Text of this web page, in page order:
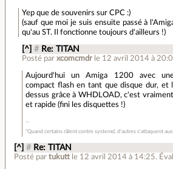
Yep que de souvenirs sur CPC :)
(sauf que moi je suis ensuite passé à
qu'au ST. Il fonctionne toujours d'ailleurs !)
[^] # Re: TITAN
Posté parxcomcmdr le 12 avril 2014 à
Aujourd'hui un Amiga 1200 avec
compact flash en tant que disque dur, et
dessus grâce à WHDLOAD, c'est
et rapide (fini les disquettes !)
"Quand certains râlent contre systemd, d'autres s'attaquent aux
[^] # Re: TITAN
Posté partukutt le 12 avril 2014 à 14:25.